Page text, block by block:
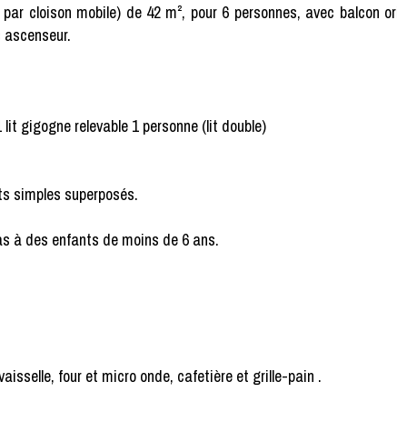
cloison mobile) de 42 m², pour 6 personnes, avec balcon
gigogne relevable 1 personne (lit double)
simples superposés.
à des enfants de moins de 6 ans.
four et micro onde, cafetière et grille-pain .